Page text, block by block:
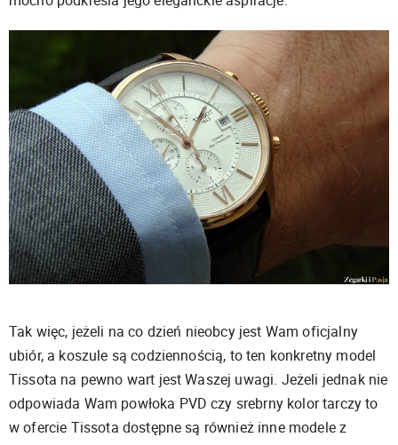
Tak więc, jeżeli na co dzień nieobcy jest Wam oficjalny
ubiór, a koszule są codziennością, to ten konkretny model
Tissota na pewno wart jest Waszej uwagi. Jeżeli jednak nie
odpowiada Wam powłoka PVD czy srebrny kolor tarczy to
w ofercie Tissota dostępne są również inne modele z